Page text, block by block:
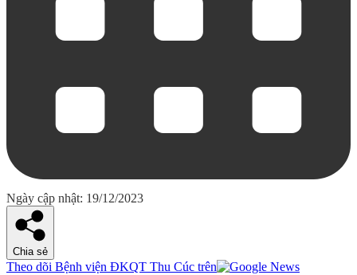
Ngày cập nhật: 19/12/2023
Chia sẻ
Theo dõi Bệnh viện ĐKQT Thu Cúc trên